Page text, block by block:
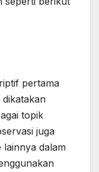
pertama
topik
juga
lainnya dalam